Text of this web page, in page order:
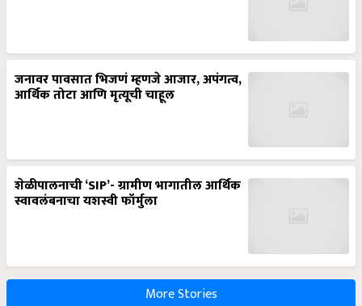
जनावर पावसात भिजणं म्हणजे आजार, अपंगत्व,
आर्थिक तोटा आणि मृत्यूची चाहूल
शेळीपालनाची ‘SIP’- ग्रामीण भागातील आर्थिक
स्वावलंबनाचा यशस्वी फॉर्मुला
More Stories